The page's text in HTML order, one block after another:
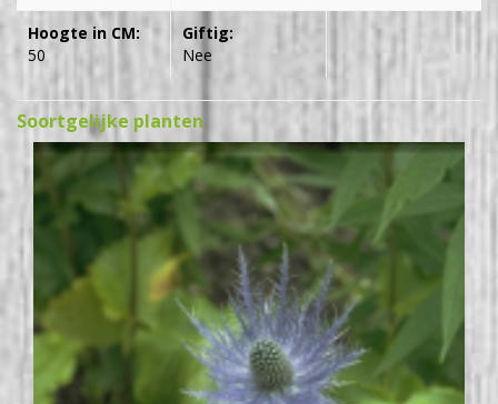
Hoogte in CM:
50
Giftig:
Nee
Soortgelijke planten